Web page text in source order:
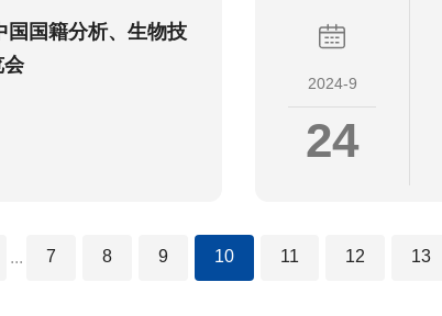
国国籍分析、生物技
会
2024-9
24
... 7 8 9 10 11 12 13